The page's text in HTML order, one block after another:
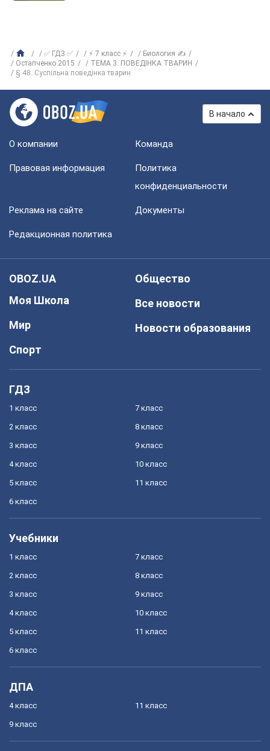
✅ ГДЗ ✅ ⚡ 7 класс ⚡
Биология ✍
Остапченко 2015
ТЕМA 3. ПОВЕДІНКА ТВАРИН
§ 48. Суспільна поведінка тварин
В начало
О компании Команда
Правовая информация
Политика
конфиденциальности
Реклама на сайте Документы
Редакционная политика
OBOZ.UA
Моя Школа
Мир
Спорт
Общество
Все новости
Новости образования
ГДЗ
1 класс
2 класс
3 класс
4 класс
5 класс
6 класс
7 класс
8 класс
9 класс
10 класс
11 класс
Учебники
1 класс
2 класс
3 класс
4 класс
5 класс
6 класс
7 класс
8 класс
9 класс
10 класс
11 класс
ДПА
4 класс
9 класс
11 класс